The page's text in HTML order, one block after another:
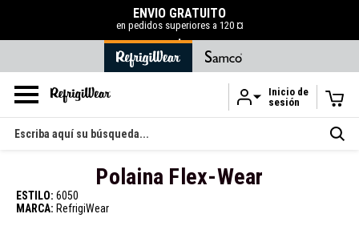
Ir al contenido principal
.
50 % DE DESCUENTO EN LA
Inicio de
sesión
Buscar
en
Polaina Flex-Wear
ESTILO: 6050
MARCA: RefrigiWear